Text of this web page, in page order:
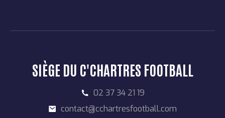
SIÈGE DU C'CHARTRES FOOTBALL
02 37 34 21 19
contact@cchartresfootball.com